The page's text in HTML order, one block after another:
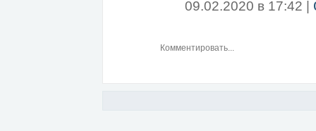
09.02.2020 в 17:42 |